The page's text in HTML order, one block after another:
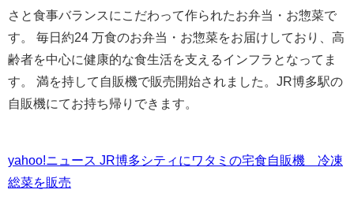
さと食事バランスにこだわって作られたお弁当・お惣菜で
す。 毎日約24 万食のお弁当・お惣菜をお届けしており、高
齢者を中心に健康的な食生活を支えるインフラとなってま
す。 満を持して自販機で販売開始されました。JR博多駅の
自販機にてお持ち帰りできます。
yahoo!ニュース JR博多シティにワタミの宅食自販機 冷凍
総菜を販売